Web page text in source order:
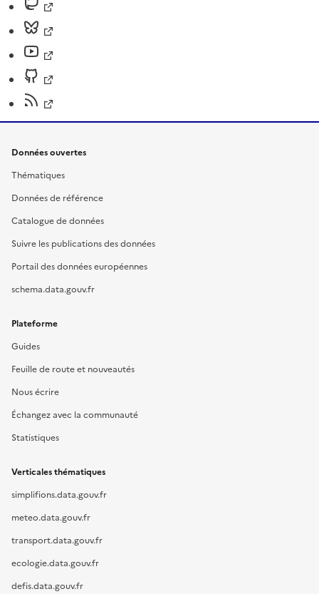
Données ouvertes
Thématiques
Données de référence
Catalogue de données
Suivre les publications des données
Portail des données européennes
schema.data.gouv.fr
Plateforme
Guides
Feuille de route et nouveautés
Nous écrire
Échangez avec la communauté
Statistiques
Verticales thématiques
simplifions.data.gouv.fr
meteo.data.gouv.fr
transport.data.gouv.fr
ecologie.data.gouv.fr
defis.data.gouv.fr